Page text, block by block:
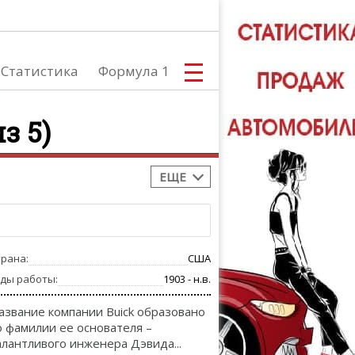
Статистика Формула 1
5)
ЕЩЕ
США
работы:
1903 - н.в.
компании Buick образовано
фамилии ее основателя –
инженера Дэвида...